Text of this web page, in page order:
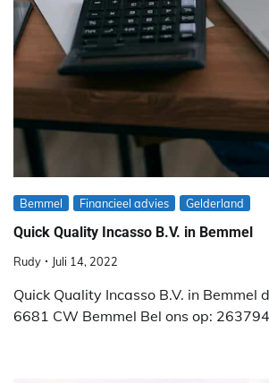
Bemmel Financieel advies Gelderland
Quick Quality Incasso B.V. in Bemmel
Rudy Juli 14, 2022
Quick Quality Incasso B.V. in Bemmel
6681 CW Bemmel Bel ons op: